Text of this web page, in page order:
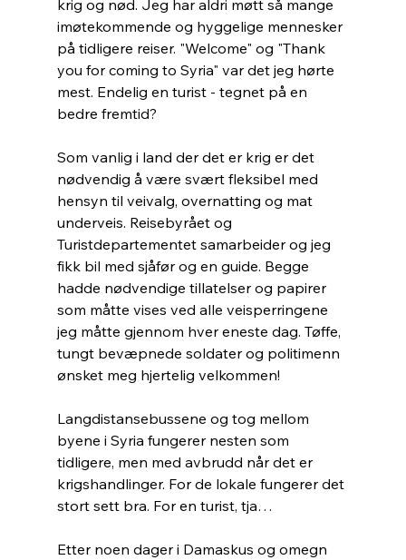
krig og nød. Jeg har aldri møtt så mange
imøtekommende og hyggelige mennesker
på tidligere reiser. "Welcome" og "Thank
you for coming to Syria" var det jeg hørte
mest. Endelig en turist - tegnet på en
bedre fremtid?
Som vanlig i land der det er krig er det
nødvendig å være svært fleksibel med
hensyn til veivalg, overnatting og mat
underveis. Reisebyrået og
Turistdepartementet samarbeider og jeg
fikk bil med sjåfør og en guide. Begge
hadde nødvendige tillatelser og papirer
som måtte vises ved alle veisperringene
jeg måtte gjennom hver eneste dag. Tøffe,
tungt bevæpnede soldater og politimenn
ønsket meg hjertelig velkommen!
Langdistansebussene og tog mellom
byene i Syria fungerer nesten som
tidligere, men med avbrudd når det er
krigshandlinger. For de lokale fungerer det
stort sett bra. For en turist, tja…
Etter noen dager i Damaskus og omegn